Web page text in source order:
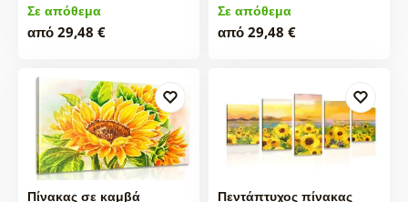
Σε απόθεμα
από 29,48 €
Σε απόθεμα
από 29,48 €
Πίνακας σε καμβά
Πεντάπτυχος πίνακας